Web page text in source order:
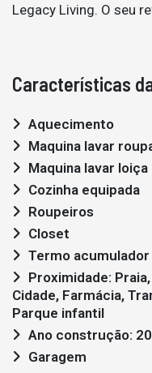
Legacy Living. O seu
Características
Aquecimento
Maquina lavar
Maquina lavar loiça
Cozinha equipada
Roupeiros
Closet
Termo acumulador
Cidade, Farmácia,
Parque infantil
Ano construção:
Garagem